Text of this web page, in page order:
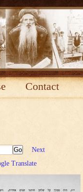
Contact
Next
Translate